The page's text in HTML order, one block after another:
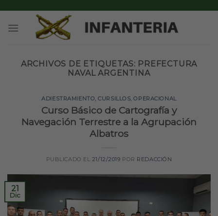
content
ARCHIVOS DE ETIQUETAS: PREFECTURA
NAVAL ARGENTINA
ADIESTRAMIENTO,CURSILLOS,OPERACIONAL
Curso Básico de Cartografía y
Navegación Terrestre a la Agrupación
Albatros
PUBLICADO EL 21/12/2019 POR REDACCIÓN
21
Dic